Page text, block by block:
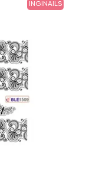
INGINAILS